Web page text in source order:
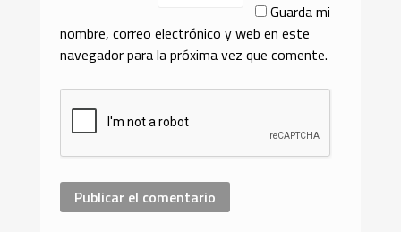
Guarda mi
nombre, correo electrónico y web en este
navegador para la próxima vez que comente.